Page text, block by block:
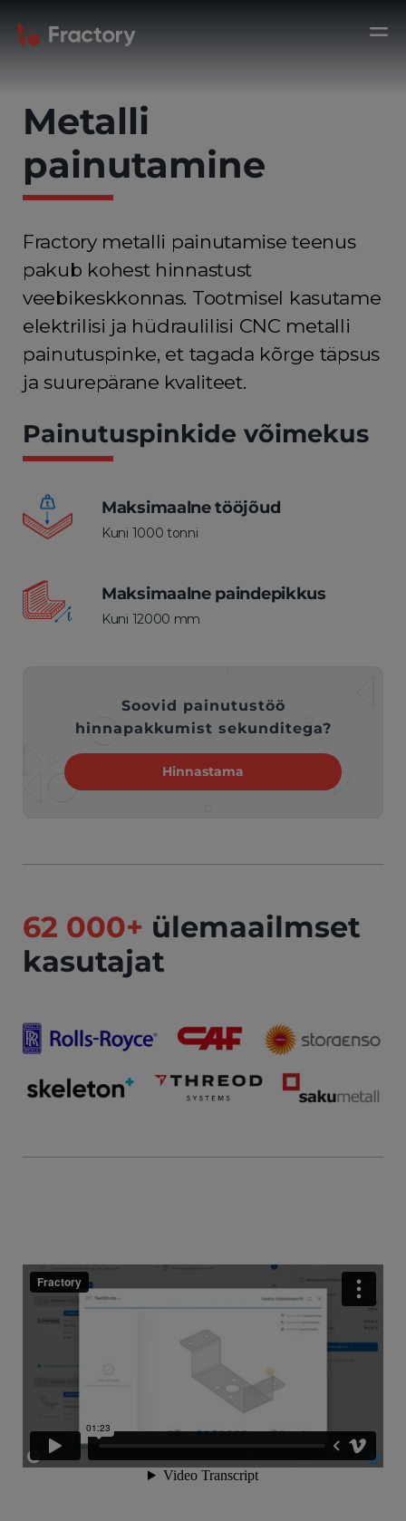
Metalli
painutamine
Fractory metalli painutamise teenus
pakub kohest hinnastust
veebikeskkonnas. Tootmisel kasutame
elektrilisi ja hüdraulilisi CNC metalli
painutuspinke, et tagada kõrge täpsus
ja suurepärane kvaliteet.
Painutuspinkide võimekus
Maksimaalne tööjõud
Kuni 1000 tonni
Maksimaalne paindepikkus
Kuni 12000 mm
Soovid painutustöö
hinnapakkumist sekunditega?
Hinnastama
62 000+ ülemaailmset
kasutajat